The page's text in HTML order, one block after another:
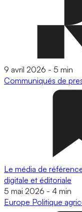
9 avril 2026 - 5 min
Communiqués de
Le média de
digitale et éditoriale
5 mai 2026 - 4 min
Europe Politique